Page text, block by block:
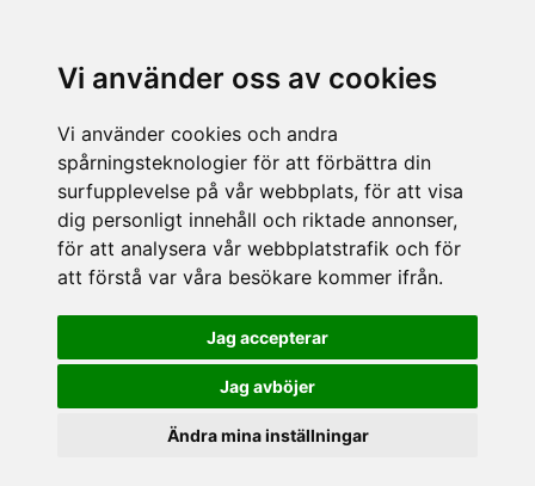
Vi använder oss av cookies
Vi använder cookies och andra
spårningsteknologier för att förbättra din
surfupplevelse på vår webbplats, för att visa
dig personligt innehåll och riktade annonser,
för att analysera vår webbplatstrafik och för
att förstå var våra besökare kommer ifrån.
Jag accepterar
Jag avböjer
Ändra mina inställningar